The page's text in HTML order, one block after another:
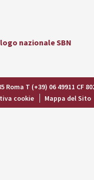
nazionale SBN
T (+39) 06 49911 CF
cookie Mappa del Sito